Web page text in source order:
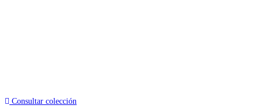
Consultar colección